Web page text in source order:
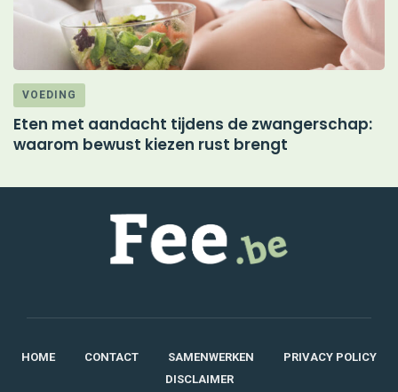
VOEDING
Eten met aandacht tijdens de zwangerschap:
waarom bewust kiezen rust brengt
HOME CONTACT SAMENWERKEN
PRIVACY POLICY
DISCLAIMER